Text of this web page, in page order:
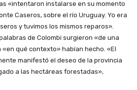
«intentaron instalarse en su momento
Caseros, sobre el río Uruguay. Yo era
y tuvimos los mismos reparos».
de Colombi surgieron «de una
qué contexto» habían hecho. «El
manifestó el deseo de la provincia
a las hectáreas forestadas»,